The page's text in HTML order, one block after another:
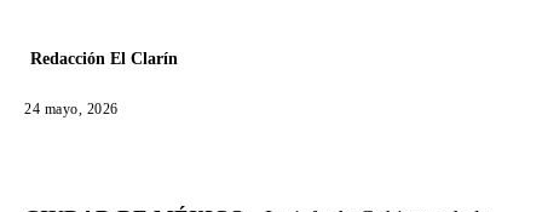
Redacción El Clarín
24 mayo, 2026